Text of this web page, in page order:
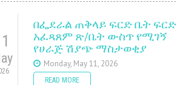
በፌደራል ጠቅላይ ፍርድ ቤት ፍርድ
አፈጻጸም ጽ/ቤት ውስጥ የሚገኝ
የሀራጅ ሽያጭ ማስታወቂያ
Monday, May 11, 2026
READ MORE